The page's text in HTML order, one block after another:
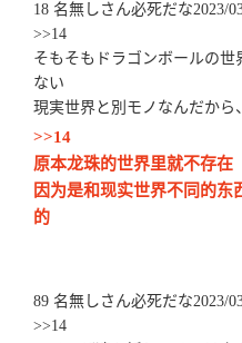
18 名無しさん必死だな2023/
>>14
そもそもドラゴンボールの
ない
現実世界と別モノなんだか
>>14
原本龙珠的世界里就不存在
因为是和现实世界不同的东
的
89 名無しさん必死だな2023/
>>14